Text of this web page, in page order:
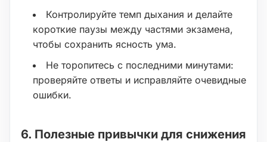
Контролируйте темп дыхания и делайте
короткие паузы между частями экзамена,
чтобы сохранить ясность ума.
Не торопитесь с последними минутами:
проверяйте ответы и исправляйте очевидные
ошибки.
6. Полезные привычки для снижения